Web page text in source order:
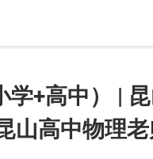
+高中） |
山高中物理